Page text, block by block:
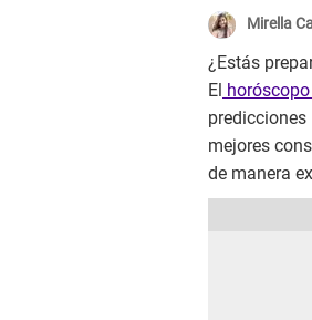
Mirella
¿Estás
El
mejores
de manera